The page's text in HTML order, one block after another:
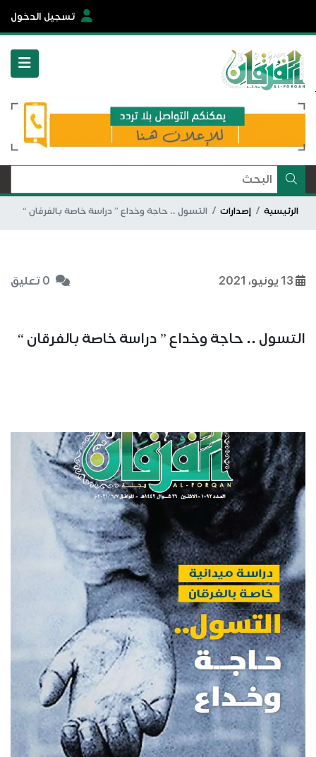
تسجيل الدخول
الرئيسية إصدارات التسول .. حاجة وخداع ” دراسة خاصة بالفرقان “
0 تعليق
التسول .. حاجة وخداع ” دراسة خاصة بالفرقان “